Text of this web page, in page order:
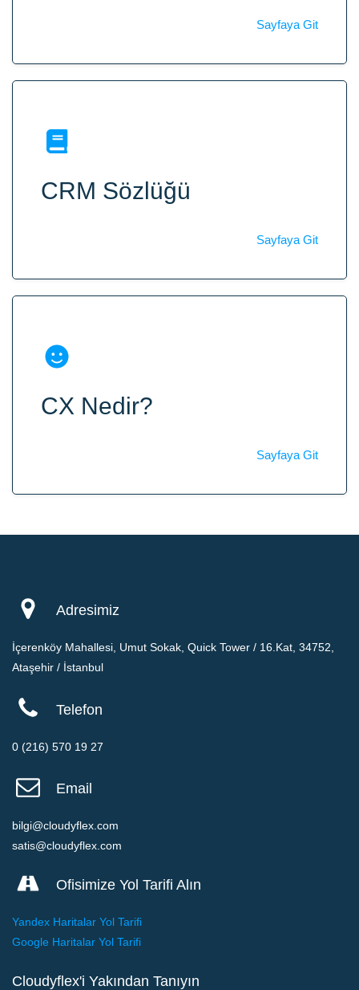
Sayfaya Git
CRM Sözlüğü
Sayfaya Git
CX Nedir?
Sayfaya Git
Adresimiz
İçerenköy Mahallesi, Umut Sokak, Quick Tower / 16.Kat, 34752,
Ataşehir / İstanbul
Telefon
0 (216) 570 19 27
Email
bilgi@cloudyflex.com
satis@cloudyflex.com
Ofisimize Yol Tarifi Alın
Yandex Haritalar Yol Tarifi
Google Haritalar Yol Tarifi
Cloudyflex'i Yakından Tanıyın